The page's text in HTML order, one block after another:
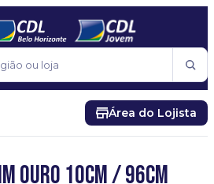
Área do Lojista
Ouro 10cm / 96cm